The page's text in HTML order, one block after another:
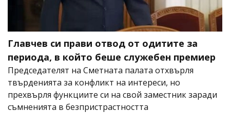
Главчев си прави отвод от одитите за
периода, в който беше служебен премиер
Председателят на Сметната палата отхвърля
твърденията за конфликт на интереси, но
прехвърля функциите си на свой заместник заради
съмненията в безпристрастността